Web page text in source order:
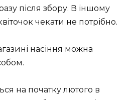
після збору. В іншому
чекати не потрібно.
насіння можна
на початку лютого в